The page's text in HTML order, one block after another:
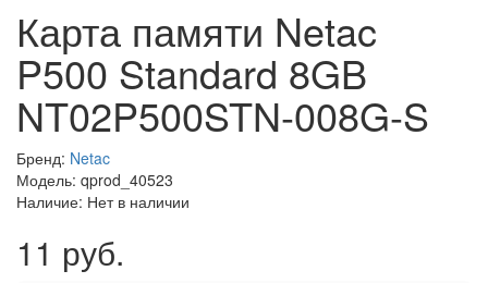
Карта памяти Netac
P500 Standard 8GB
NT02P500STN-008G-S
Бренд: Netac
Модель: qprod_40523
Наличие: Нет в наличии
11 руб.